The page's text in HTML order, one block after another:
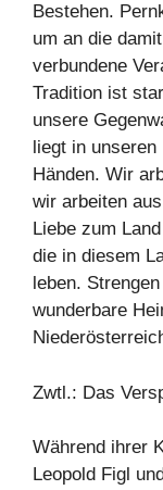
Bestehen.
um an die damit
verbundene
Tradition ist
unsere
liegt in unseren
Händen. Wir
wir arbeiten aus
Liebe zum
die in diesem
leben.
wunderbare
Zwtl.: Das
Während ihrer
Leopold Figl